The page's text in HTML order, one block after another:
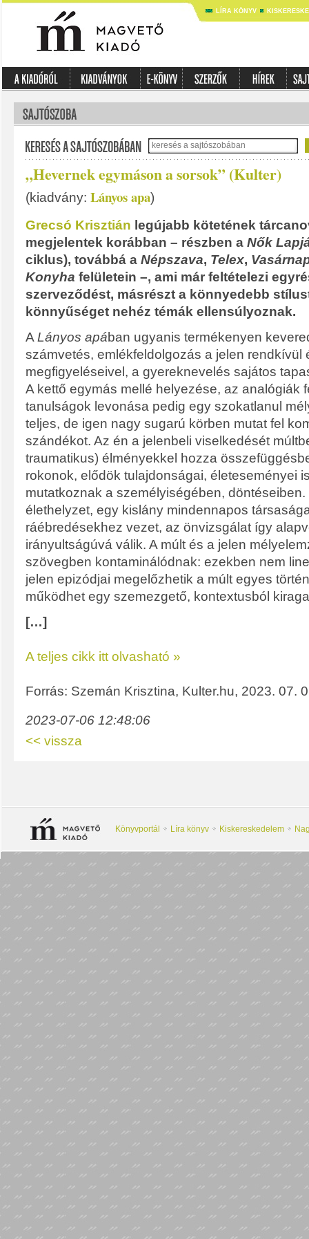
LÍRA KÖNYV
„Hevernek egymáson a sorsok” (Kulter)
(kiadvány: Lányos apa)
Grecsó Krisztián legújabb kötetének
megjelentek korábban – részben a Nők
ciklus), továbbá a Népszava, Telex,
Konyha felületein –, ami már feltételezi
szerveződést, másrészt a könnyedebb
könnyűséget nehéz témák ellensúlyoznak.
A Lányos apában ugyanis termékenyen
számvetés, emlékfeldolgozás a jelen rendkívül
megfigyeléseivel, a gyereknevelés sajátos
A kettő egymás mellé helyezése, az analógiák
tanulságok levonása pedig egy szokatlanul
teljes, de igen nagy sugarú körben mutat fel
szándékot. Az én a jelenbeli viselkedését
traumatikus) élményekkel hozza
rokonok, elődök tulajdonságai, életeseményei
mutatkoznak a személyiségében,
élethelyzet, egy kislány mindennapos
ráébredésekhez vezet, az önvizsgálat így
irányultságúvá válik. A múlt és a jelen
szövegben kontaminálódnak: ezekben nem
jelen epizódjai megelőzhetik a múlt egyes
működhet egy szemezgető, kontextusból
[…]
A teljes cikk itt olvasható »
Forrás: Szemán Krisztina, Kulter.hu, 2023. 07.
2023-07-06 12:48:06
<< vissza
Könyvportál Líra könyv Kiskereskedelem